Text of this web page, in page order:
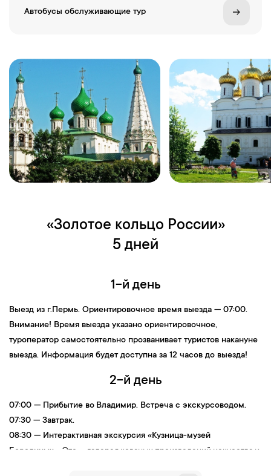
Автобусы обслуживающие тур
«Золотое кольцо России»
5 дней
1-й день
Выезд из г.Пермь. Ориентировочное время выезда — 07:00.
Внимание! Время выезда указано ориентировочное,
туроператор самостоятельно прозванивает туристов накануне
выезда. Информация будет доступна за 12 часов до выезда!
2-й день
07:00 — Прибытие во Владимир. Встреча с экскурсоводом.
07:30 — Завтрак.
08:30 — Интерактивная экскурсия «Кузница-музей
Бородиных»
Это — галерея кованых произведений искусства и